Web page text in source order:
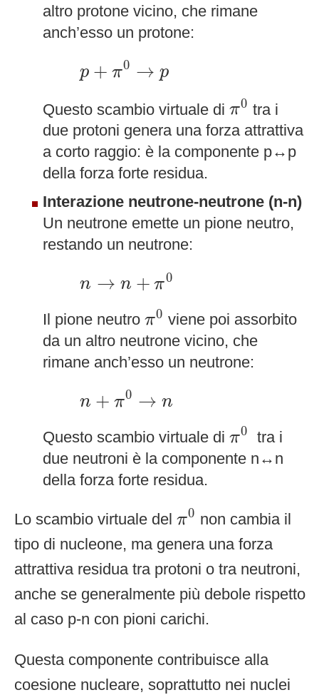
altro protone vicino, che rimane
anch’esso un protone:
p + π0 → p
0
Questo scambio virtuale di π0
π0
tra i
due protoni genera una forza attrattiva
a corto raggio: è la componente p↔p
della forza forte residua.
Interazione neutrone-neutrone (n-n)
Un neutrone emette un pione neutro,
restando un neutrone:
n → n + π0
Il pione neutro π0
π0
viene poi assorbito
da un altro neutrone vicino, che
rimane anch’esso un neutrone:
n + π0 → n
0
Questo scambio virtuale di π0
π0
tra i
due neutroni è la componente n↔n
della forza forte residua.
Lo scambio virtuale del π0
π0
non cambia il
tipo di nucleone, ma genera una forza
attrattiva residua tra protoni o tra neutroni,
anche se generalmente più debole rispetto
al caso p-n con pioni carichi.
Questa componente contribuisce alla
coesione nucleare, soprattutto nei nuclei